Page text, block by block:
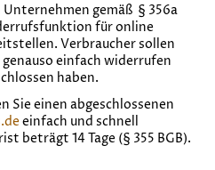
gemäß § 356a
für online
Verbraucher sollen
einfach widerrufen
haben.
Sie einen abgeschlossenen
einfach und schnell
beträgt 14 Tage (§ 355 BGB).